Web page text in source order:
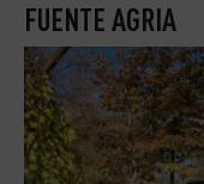
FUENTE AGRIA